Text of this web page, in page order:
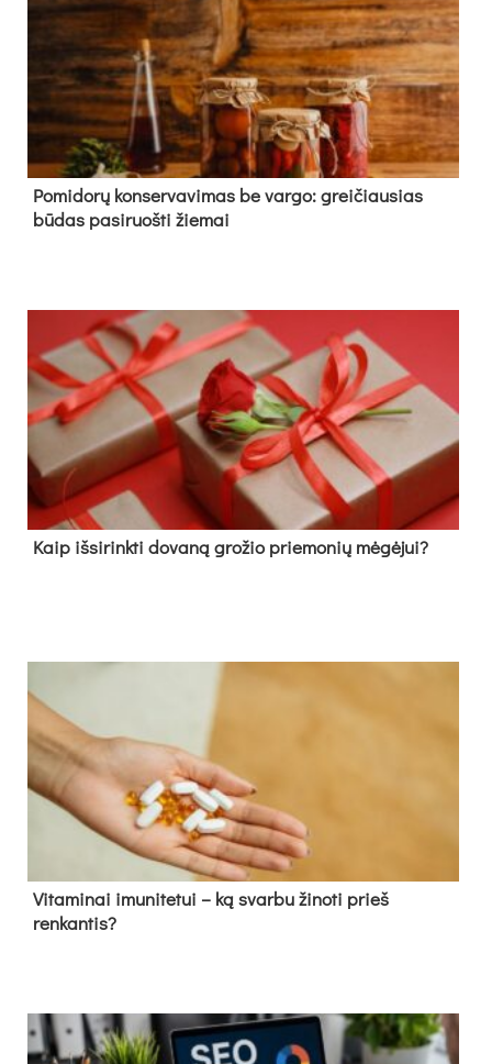
Pomidorų konservavimas be vargo: greičiausias
būdas pasiruošti žiemai
Kaip išsirinkti dovaną grožio priemonių mėgėjui?
Vitaminai imunitetui – ką svarbu žinoti prieš
renkantis?